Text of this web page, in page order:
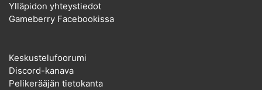
Ylläpidon yhteystiedot
Gameberry Facebookissa
Keskustelufoorumi
Discord-kanava
Pelikerääjän tietokanta